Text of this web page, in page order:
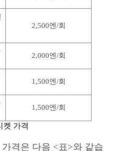
2,500엔/회
2,000엔/회
1,500엔/회
1,500엔/회
켓 가격
격은 다음 <표>와 같습